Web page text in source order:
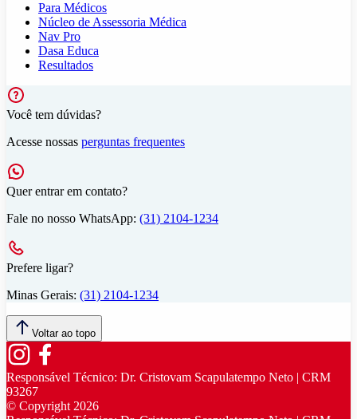
Para Médicos
Núcleo de Assessoria Médica
Nav Pro
Dasa Educa
Resultados
Você tem dúvidas?
Acesse nossas perguntas frequentes
Quer entrar em contato?
Fale no nosso WhatsApp: (31) 2104-1234
Prefere ligar?
Minas Gerais: (31) 2104-1234
Voltar ao topo
Responsável Técnico: Dr. Cristovam Scapulatempo Neto | CRM
93267
© Copyright 2026